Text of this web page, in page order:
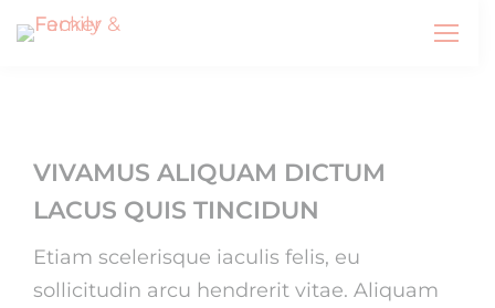
VIVAMUS ALIQUAM DICTUM
LACUS QUIS TINCIDUN
Etiam scelerisque iaculis felis, eu
sollicitudin arcu hendrerit vitae. Aliquam